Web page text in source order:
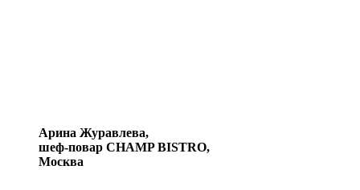
Арина Журавлева,
шеф-повар CHAMP BISTRO,
Москва